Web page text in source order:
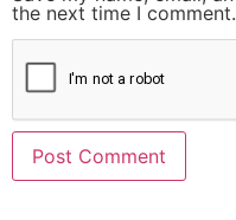
the next time I comment.